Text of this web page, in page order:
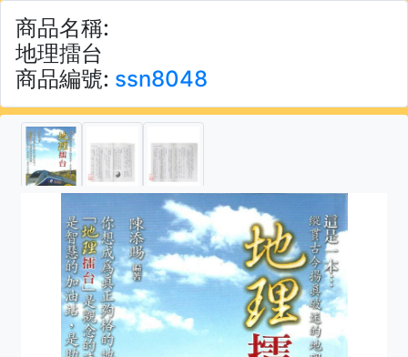
商品名稱:
地理擂台
商品編號: ssn8048